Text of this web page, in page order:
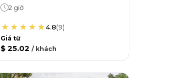
2 giờ
4.8(9)
Giá từ
$ 25.02 / khách